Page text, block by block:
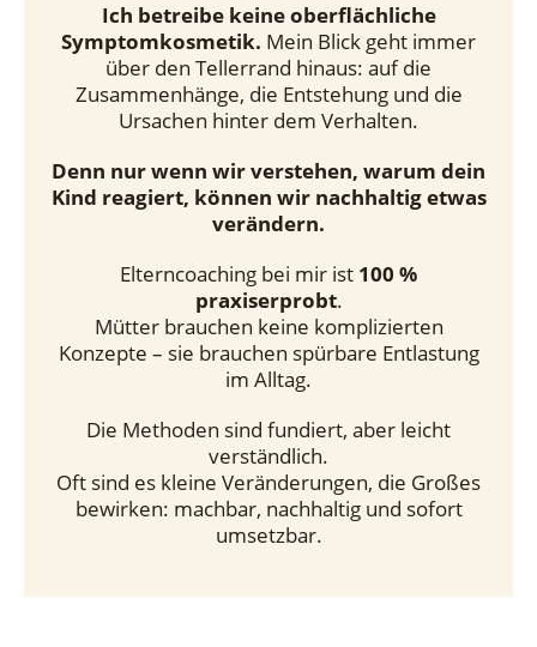
Ich betreibe keine oberflächliche
Symptomkosmetik. Mein Blick geht immer
über den Tellerrand hinaus: auf die
Zusammenhänge, die Entstehung und die
Ursachen hinter dem Verhalten.
Denn nur wenn wir verstehen, warum dein
Kind reagiert, können wir nachhaltig etwas
verändern.
Elterncoaching bei mir ist 100 %
praxiserprobt.
Mütter brauchen keine komplizierten
Konzepte – sie brauchen spürbare Entlastung
im Alltag.
Die Methoden sind fundiert, aber leicht
verständlich.
Oft sind es kleine Veränderungen, die Großes
bewirken: machbar, nachhaltig und sofort
umsetzbar.